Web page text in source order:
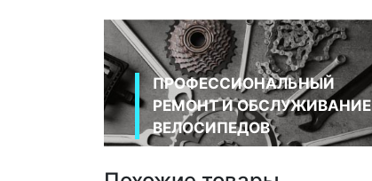
ПРОФЕССИОНАЛЬНЫЙ
РЕМОНТ И ОБСЛУЖИВАНИЕ
ВЕЛОСИПЕДОВ